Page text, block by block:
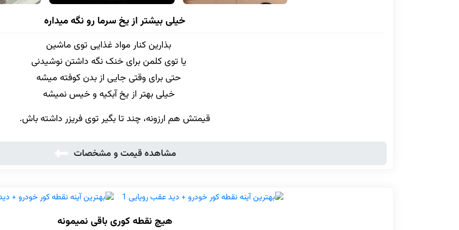
خیلی بیشتر از یخ سرما رو نگه میداره
بذارین کنار مواد غذایی توی ماشین
یا توی کلمن برای خنک نگه داشتن نوشیدنی
حتی برای وقتی جایی از بدن کوفته میشه
خیلی بهتر از یخ آبکیه و خیس نمیشه
قیمتش هم ارزونه، چند تا بگیر توی فریزر داشته باش.
مشاهده قیمت و مشخصات
هیچ نقطه کوری باقی نمیمونه